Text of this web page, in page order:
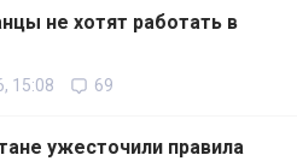
не хотят работать в
15:08 69
ужесточили правила